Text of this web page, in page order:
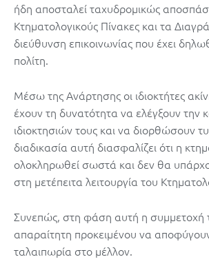
ήδη αποσταλεί ταχυδρομικώς
Κτηματολογικούς Πίνακες και τα
διεύθυνση επικοινωνίας που έχει
πολίτη.
Μέσω της Ανάρτησης οι ιδιοκτήτες
έχουν τη δυνατότητα να ελέγξουν
ιδιοκτησιών τους και να διορθώσουν
διαδικασία αυτή διασφαλίζει ότι η
ολοκληρωθεί σωστά και δεν θα
στη μετέπειτα λειτουργία του
Συνεπώς, στη φάση αυτή η συμμετοχή
απαραίτητη προκειμένου να
ταλαιπωρία στο μέλλον.